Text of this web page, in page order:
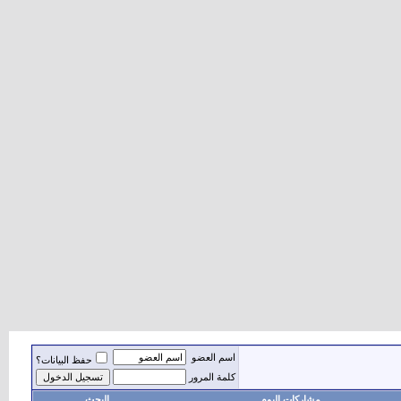
اسم العضو
حفظ البيانات؟
كلمة المرور